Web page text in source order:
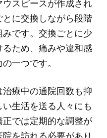
スピースが作成され
に交換しながら段階
です。交換ごとに少
ため、痛みや違和感
一つです。
療中の通院回数も抑
生活を送る人々にも
では定期的な調整が